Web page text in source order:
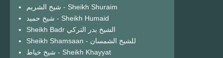
شيخ الشريم - Sheikh Shuraim
شيخ حميد - Sheikh Humaid
Sheikh Badr الشيخ بدر التركي
Sheikh Shamsaan - للشيخ الشمسان
شيخ خياط - Sheikh Khayyat